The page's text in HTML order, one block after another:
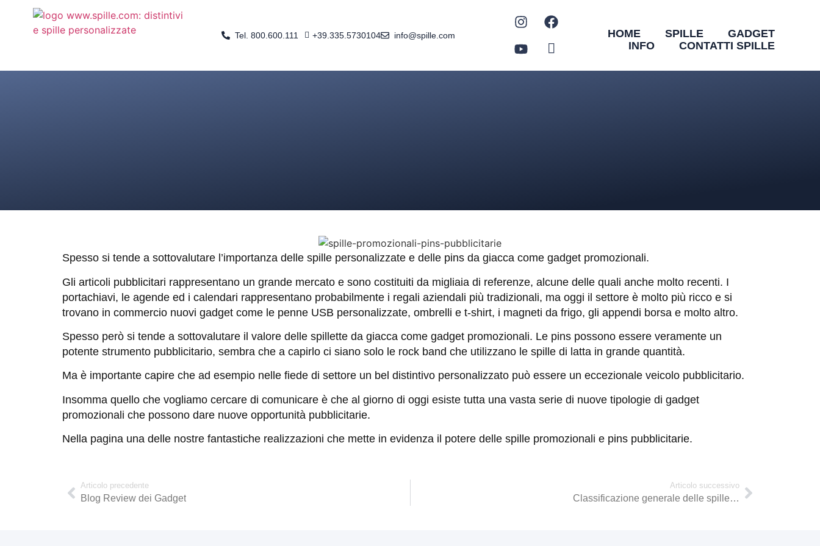
Tel. 800.600.111 +39.335.5730104 info@spille.com HOME SPILLE
GADGET
INFO
CONTATTI SPILLE
Spesso si tende a sottovalutare l’importanza delle spille personalizzate e delle pins da giacca come gadget promozionali.
Gli articoli pubblicitari rappresentano un grande mercato e sono costituiti da migliaia di referenze, alcune delle quali anche molto recenti. I
portachiavi, le agende ed i calendari rappresentano probabilmente i regali aziendali più tradizionali, ma oggi il settore è molto più ricco e si
trovano in commercio nuovi gadget come le penne USB personalizzate, ombrelli e t-shirt, i magneti da frigo, gli appendi borsa e molto altro.
Spesso però si tende a sottovalutare il valore delle spillette da giacca come gadget promozionali. Le pins possono essere veramente un
potente strumento pubblicitario, sembra che a capirlo ci siano solo le rock band che utilizzano le spille di latta in grande quantità.
Ma è importante capire che ad esempio nelle fiede di settore un bel distintivo personalizzato può essere un eccezionale veicolo pubblicitario.
Insomma quello che vogliamo cercare di comunicare è che al giorno di oggi esiste tutta una vasta serie di nuove tipologie di gadget
promozionali che possono dare nuove opportunità pubblicitarie.
Nella pagina una delle nostre fantastiche realizzazioni che mette in evidenza il potere delle spille promozionali e pins pubblicitarie.
Articolo precedente
Blog Review dei Gadget
Articolo successivo
Classificazione generale delle spille…